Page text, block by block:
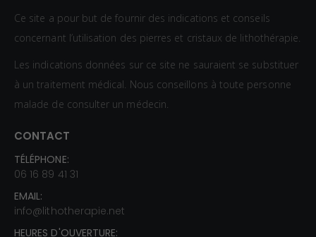
Ce site a pour but de fournir des indications et conseils
concernant l’utilisation des pierres et cristaux de lithothérapie.
Les indications données sur ce site ne sauraient se substituer
à un traitement médical. Nous conseillons à toute personne
malade de consulter un médecin.
CONTACT
TÉLÉPHONE:
06 16 89 41 31
EMAIL:
info@lithotherapie.net
HEURES D'OUVERTURE: